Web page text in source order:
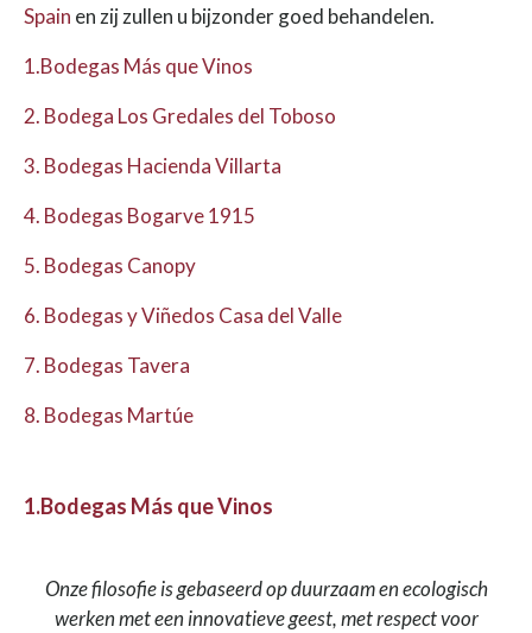
Spain en zij zullen u bijzonder goed behandelen.
1.Bodegas Más que Vinos
2. Bodega Los Gredales del Toboso
3. Bodegas Hacienda Villarta
4. Bodegas Bogarve 1915
5. Bodegas Canopy
6. Bodegas y Viñedos Casa del Valle
7. Bodegas Tavera
8. Bodegas Martúe
1.Bodegas Más que Vinos
Onze filosofie is gebaseerd op duurzaam en ecologisch
werken met een innovatieve geest, met respect voor